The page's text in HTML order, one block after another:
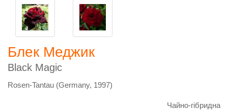
Блек Меджик
Black Magic
Rosen-Tantau (Germany, 1997)
Чайно-гібридна